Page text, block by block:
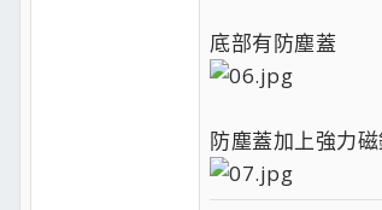
底部有防塵蓋
防塵蓋加上強力磁